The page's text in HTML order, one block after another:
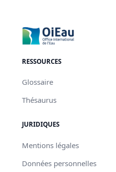
RESSOURCES
Glossaire
Thésaurus
JURIDIQUES
Mentions légales
Données personnelles